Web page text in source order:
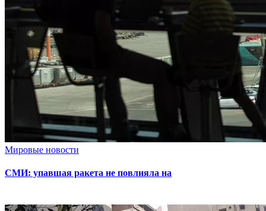
Мировые новости
СМИ: упавшая ракета не повлияла на